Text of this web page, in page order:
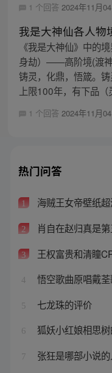
1 个回答 2024年11月
我是大神仙各人物
《我是大神仙》中的
身劫）——高阶境(渡
铸灵，化鼎，悟箴。
上限100年，有下品
1 个回答 2024年11月
热门问答
1 海贼王女帝壁纸
2 肖自在赵归真是
3 王权富贵和清瞳
4 悟空歌曲原唱戴
5 七龙珠的评价
6 狐妖小红娘相思
7 张狂是哪部小说